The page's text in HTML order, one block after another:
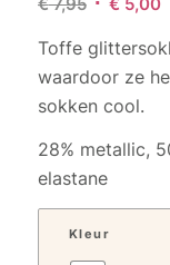
was:
€ 7,95.
Toffe
waardoor ze
sokken cool.
28% metallic,
elastane
Kleur